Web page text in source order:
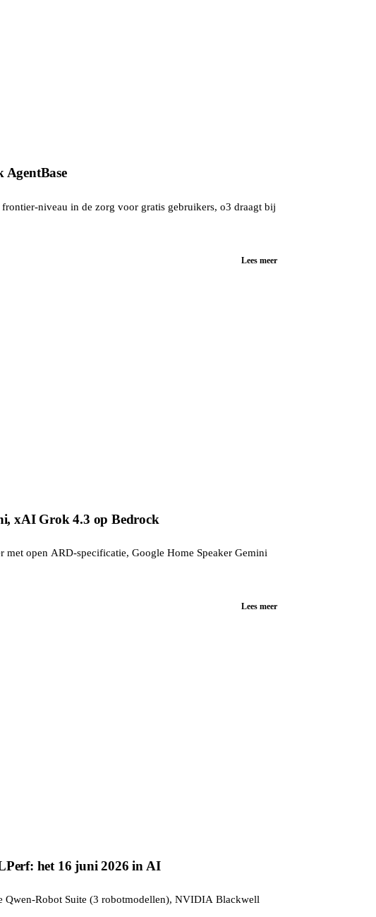
AgentBase
niveau in de zorg voor gratis gebruikers, o3 draagt bij
Lees meer
xAI Grok 4.3 op Bedrock
open ARD-specificatie, Google Home Speaker Gemini
Lees meer
het 16 juni 2026 in AI
Qwen-Robot Suite (3 robotmodellen), NVIDIA Blackwell